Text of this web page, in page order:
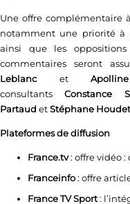
Une offre complémentaire
notamment une priorité à
ainsi que les
commentaires seront
Leblanc et
consultantsConstance
Partaud etStéphane Houdet
Plateformes de diffusion
France.tv: offre vidéo :
Franceinfo: offre
France TV Sport: